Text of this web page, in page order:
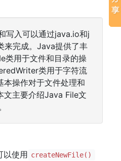
写入可以通过java.io和j
来完成。Java提供了丰
类用于文件和目录的操
类用于字符流
本操作对于文件处理和
文主要介绍Java File文
以使用 createNewFile()